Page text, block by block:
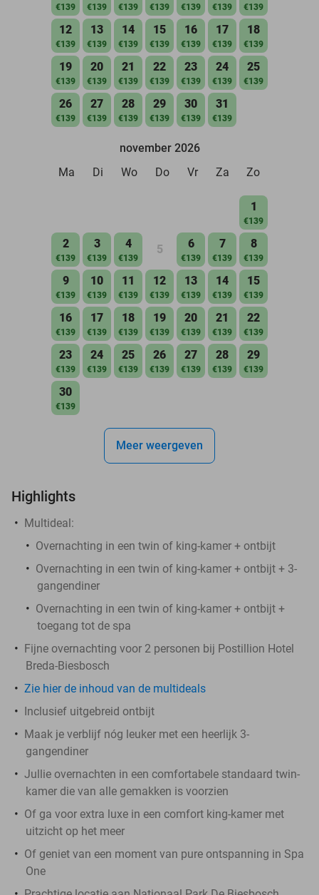
€139 €139 €139 €139 €139 €139 €139
12
€139
13
€139
14
€139
15
€139
16
€139
17
€139
18
€139
19
€139
20
€139
21
€139
22
€139
23
€139
24
€139
25
€139
26
€139
27
€139
28
€139
29
€139
30
€139
31
€139
november 2026
Ma
Di Wo Do Vr Za Zo
1
€139
2
€139
3
€139
4
€139
5 6
€139
7
€139
8
€139
9
€139
10
€139
11
€139
12
€139
13
€139
14
€139
15
€139
16
€139
17
€139
18
€139
19
€139
20
€139
21
€139
22
€139
23
€139
24
€139
25
€139
26
€139
27
€139
28
€139
29
€139
30
€139
Meer weergeven
Highlights
Multideal:
Overnachting in een twin of king-kamer + ontbijt
Overnachting in een twin of king-kamer + ontbijt + 3-
gangendiner
Overnachting in een twin of king-kamer + ontbijt +
toegang tot de spa
Fijne overnachting voor 2 personen bij Postillion Hotel
Breda-Biesbosch
Zie hier de inhoud van de multideals
Inclusief uitgebreid ontbijt
Maak je verblijf nóg leuker met een heerlijk 3-
gangendiner
Jullie overnachten in een comfortabele standaard twin-
kamer die van alle gemakken is voorzien
Of ga voor extra luxe in een comfort king-kamer met
uitzicht op het meer
Of geniet van een moment van pure ontspanning in Spa
One